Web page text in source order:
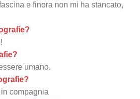
e finora non mi ha stancato,
umano.
compagnia